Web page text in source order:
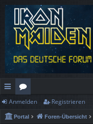
ch
ne
or
en
Anmelden Registrieren
Portal Foren-Übersicht